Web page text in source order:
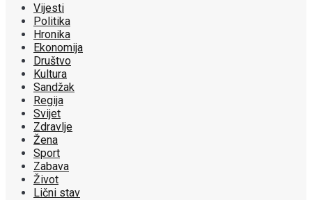
Vijesti
Politika
Hronika
Ekonomija
Društvo
Kultura
Sandžak
Regija
Svijet
Zdravlje
Žena
Sport
Zabava
Život
Lični stav